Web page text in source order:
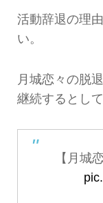
活動辞退の理
い。
月城恋々の脱
継続するとして
【月城